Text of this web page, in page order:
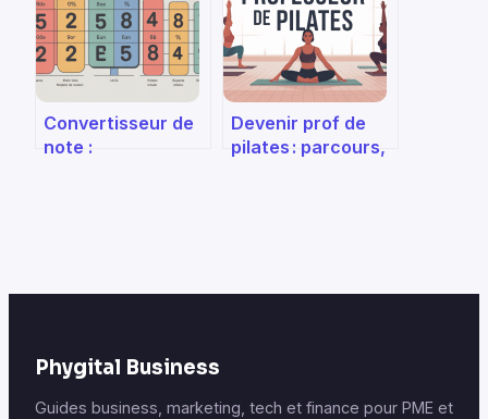
Convertisseur de
note :
Devenir prof de
pilates : parcours,
Phygital Business
Guides business, marketing, tech et finance pour PME et